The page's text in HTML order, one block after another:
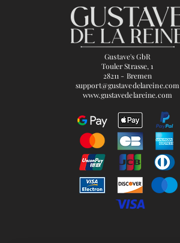
Gustave's GbR
Touler Strasse, 1
28211 - Bremen
support@gustavedelareine.com
www.gustavedelareine.com